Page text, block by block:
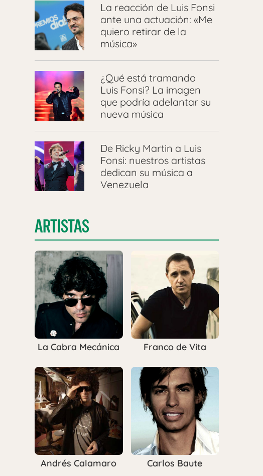
La reacción de Luis Fonsi
ante una actuación: «Me
quiero retirar de la
música»
¿Qué está tramando
Luis Fonsi? La imagen
que podría adelantar su
nueva música
De Ricky Martin a Luis
Fonsi: nuestros artistas
dedican su música a
Venezuela
ARTISTAS
La Cabra Mecánica Franco de Vita
Andrés Calamaro Carlos Baute